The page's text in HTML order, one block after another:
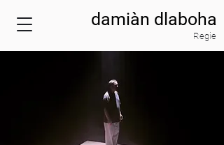
damiàn dlaboha
Regie